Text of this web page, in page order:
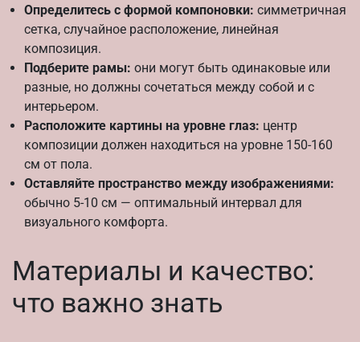
Определитесь с формой компоновки: симметричная
сетка, случайное расположение, линейная
композиция.
Подберите рамы: они могут быть одинаковые или
разные, но должны сочетаться между собой и с
интерьером.
Расположите картины на уровне глаз: центр
композиции должен находиться на уровне 150-160
см от пола.
Оставляйте пространство между изображениями:
обычно 5-10 см — оптимальный интервал для
визуального комфорта.
Материалы и качество:
что важно знать